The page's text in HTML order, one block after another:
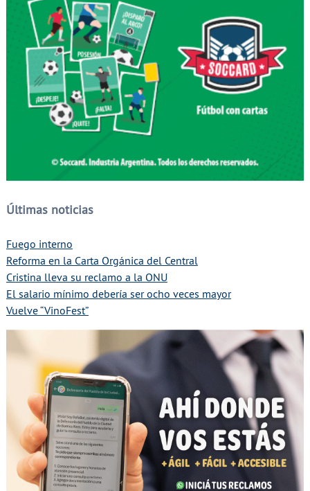
Últimas noticias
Fuego interno
Reforma en la Carta Orgánica del Central
Cristina lleva su reclamo a la ONU
El salario mínimo debería ser ocho veces mayor
Vuelve “VinoFest”